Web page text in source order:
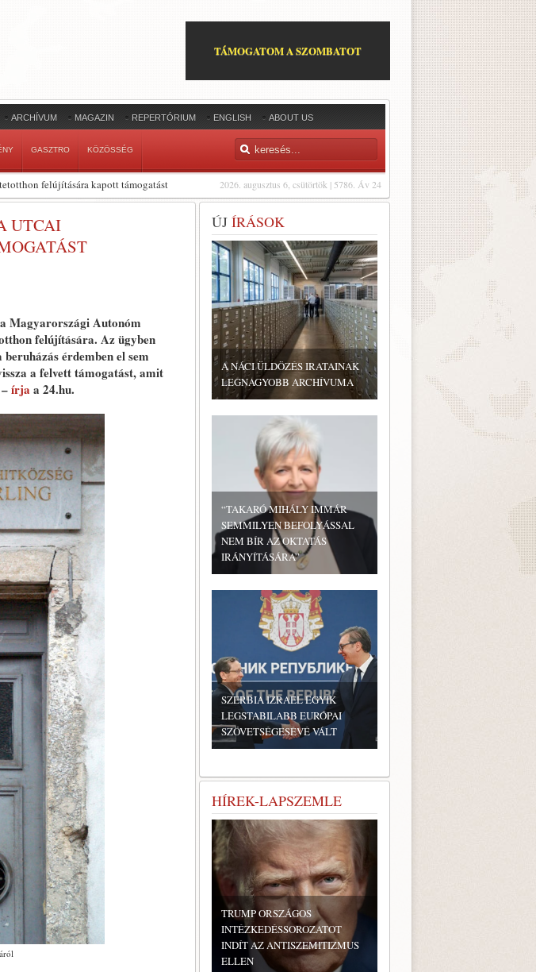
TÁMOGATOM A SZOMBATOT
ARCHÍVUM MAGAZIN REPERTÓRIUM ENGLISH ABOUT US
GASZTRO KÖZÖSSÉG
2026. augusztus 6, csütörtök | 5786. Áv 24
felújítására kapott támogatást
UTCAI
Magyarországi Autonóm
felújítására. Az ügyben
érdemben el sem
a felvett támogatást, amit
írja a 24.hu.
ÚJ ÍRÁSOK
A NÁCI ÜLDÖZÉS IRATAINAK
LEGNAGYOBB ARCHÍVUMA
“TAKARÓ MIHÁLY IMMÁR
SEMMILYEN BEFOLYÁSSAL
NEM BÍR AZ OKTATÁS
IRÁNYÍTÁSÁRA”
SZERBIA IZRAEL EGYIK
LEGSTABILABB EURÓPAI
SZÖVETSÉGESÉVÉ VÁLT
HÍREK-LAPSZEMLE
TRUMP ORSZÁGOS
INTÉZKEDÉSSOROZATOT
INDÍT AZ ANTISZEMITIZMUS
ELLEN